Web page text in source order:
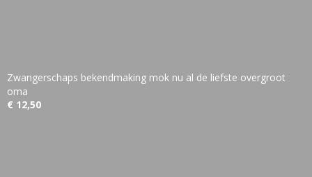
Zwangerschaps bekendmaking mok nu al de liefste overgroot
oma
€ 12,50